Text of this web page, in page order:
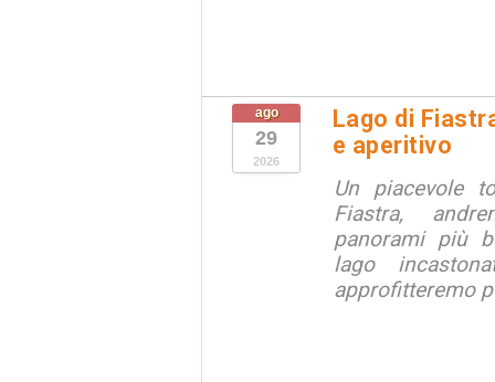
ago
29
2026
Lago di
e aperitivo
Un piacevole
Fiastra,
panorami più
lago
approfitteremo